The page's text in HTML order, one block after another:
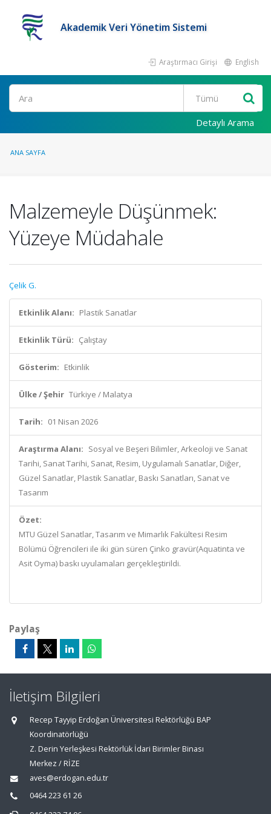
Akademik Veri Yönetim Sistemi
Araştırmacı Girişi English
Ara
Detaylı Arama
ANA SAYFA
Malzemeyle Düşünmek:
Yüzeye Müdahale
Çelik G.
Etkinlik Alanı: Plastik Sanatlar
Etkinlik Türü: Çalıştay
Gösterim: Etkinlik
Ülke / Şehir Türkiye / Malatya
Tarih: 01 Nisan 2026
Araştırma Alanı: Sosyal ve Beşeri Bilimler, Arkeoloji ve Sanat
Tarihi, Sanat Tarihi, Sanat, Resim, Uygulamalı Sanatlar, Diğer,
Güzel Sanatlar, Plastik Sanatlar, Baskı Sanatları, Sanat ve
Tasarım
Özet:
MTU Güzel Sanatlar, Tasarım ve Mimarlık Fakültesi Resim
Bölümü Öğrencileri ile iki gün süren Çinko gravür(Aquatinta ve
Asit Oyma) baskı uyulamaları gerçekleştirildi.
Paylaş
İletişim Bilgileri
Recep Tayyip Erdoğan Üniversitesi Rektörlüğü BAP
Koordinatörlüğü
Z. Derin Yerleşkesi Rektörlük İdari Birimler Binası
Merkez / RİZE
aves@erdogan.edu.tr
0464 223 61 26